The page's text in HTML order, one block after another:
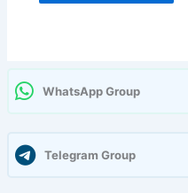
WhatsApp Group
Telegram Group